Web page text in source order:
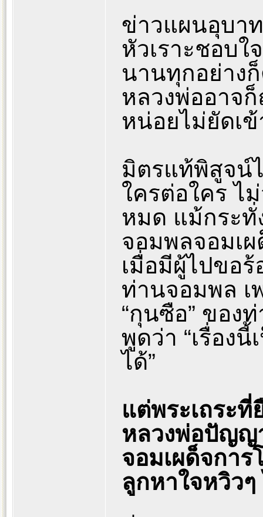
ข่าวแผนอุบา
หัวเราะชอบใ
นานทุกอย่าง
หลวงพ่ออาจ
หน่อยไม่ยัดเ
มิตรแท้พิสูจน์
ใครต่อใคร ไ
หมด แม้กระ
จอมพลจอมเ
เมื่อมีผู้ไปขอ
ท่านจอมพล เ
“กุนซือ” ของ
พูดว่า “เรื่องนี้
ได้”
แต่พระเถระ
หลวงพ่อปัญญ
จอมเผด็จการ
ลูกหาใจหวิว